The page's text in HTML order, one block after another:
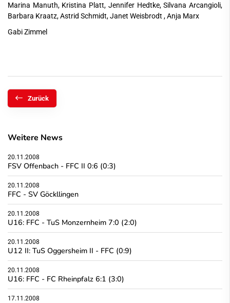
Marina Manuth, Kristina Platt, Jennifer Hedtke, Silvana Arcangioli,
Barbara Kraatz, Astrid Schmidt, Janet Weisbrodt , Anja Marx
Gabi Zimmel
Zurück
Weitere News
20.11.2008
FSV Offenbach - FFC II 0:6 (0:3)
20.11.2008
FFC - SV Göckllingen
20.11.2008
U16: FFC - TuS Monzernheim 7:0 (2:0)
20.11.2008
U12 II: TuS Oggersheim II - FFC (0:9)
20.11.2008
U16: FFC - FC Rheinpfalz 6:1 (3:0)
17.11.2008